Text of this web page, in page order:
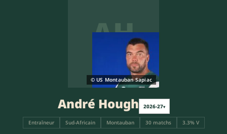
AH
© US Montauban Sapiac
André Hough 2026-27▾
Entraîneur Sud-Africain Montauban 30 matchs 3.3% V